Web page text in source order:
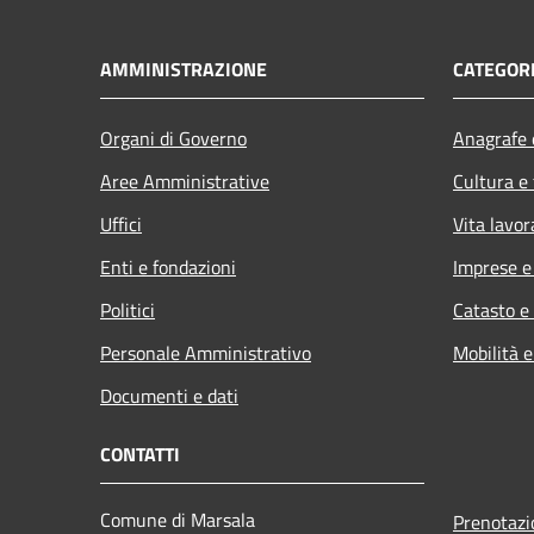
AMMINISTRAZIONE
Organi di Governo
Aree Amministrative
Uffici
Enti e fondazioni
Politici
Personale Amministrativo
Documenti e dati
Cultura
Vita
Imprese
Catasto
Mobilità
CONTATTI
Comune di Marsala